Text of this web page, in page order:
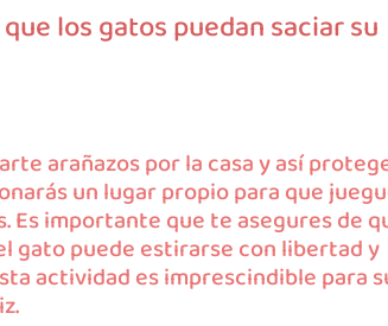
los gatos puedan saciar su
arañazos por la casa y así
un lugar propio para que
importante que te asegures de
gato puede estirarse con libertad y
actividad es imprescindible para